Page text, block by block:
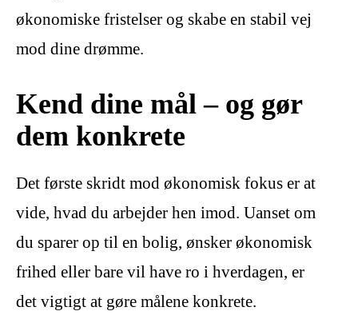
økonomiske fristelser og skabe en stabil vej
mod dine drømme.
Kend dine mål – og gør
dem konkrete
Det første skridt mod økonomisk fokus er at
vide, hvad du arbejder hen imod. Uanset om
du sparer op til en bolig, ønsker økonomisk
frihed eller bare vil have ro i hverdagen, er
det vigtigt at gøre målene konkrete.